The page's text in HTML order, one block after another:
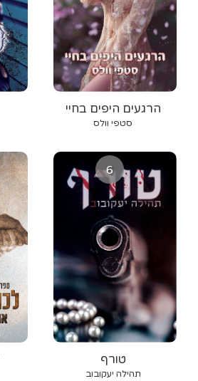
הרגעים היפים בחיי
סטפי וולס
6
טורף
תהילה יעקובוב